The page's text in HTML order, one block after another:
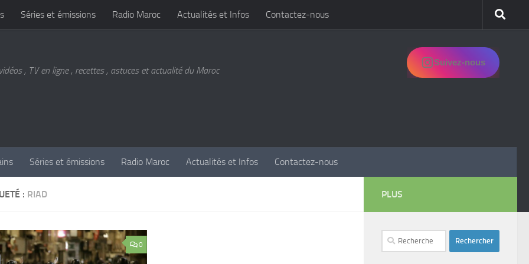
Séries et émissions Radio Maroc Actualités et Infos Contactez-nous
, TV en ligne , recettes , astuces et actualité du Maroc
Suivez-nous
Séries et émissions Radio Maroc Actualités et Infos Contactez-nous
: RIAD
0
PLUS
Rechercher :